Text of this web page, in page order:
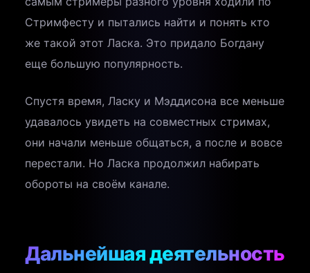
Стримфесту и пытались найти и понять кто
же такой этот Ласка. Это придало Богдану
еще большую популярность.
Спустя время, Ласку и Мэддисона все меньше
удавалось увидеть на совместных стримах,
они начали меньше общаться, а после и вовсе
перестали. Но Ласка продолжил набирать
обороты на своём канале.
Дальнейшая деятельность